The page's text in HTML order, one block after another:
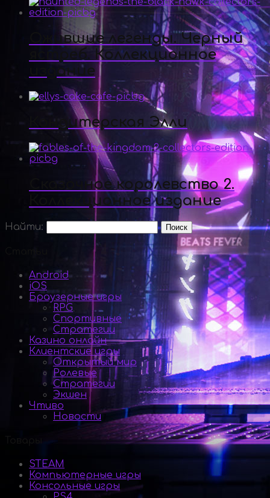
Ожившие легенды. Черный
ястреб. Коллекционное
издание
Кондитерская Элли
Сказочное королевство 2.
Коллекционное издание
Найти:
Android
iOS
Браузерные игры
RPG
Спортивные
Стратегии
Казино онлайн
Клиентские игры
Открытый мир
Ролевые
Стратегии
Экшен
Чтиво
Новости
STEAM
Компьютерные игры
Консольные игры